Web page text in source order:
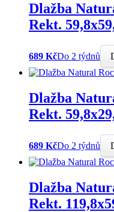
Dlažba
Rekt.
689 KčDo 2 týdnů
Dlažba
Rekt.
689 KčDo 2 týdnů
Dlažba
Rekt.